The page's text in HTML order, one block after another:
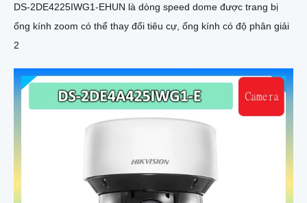
DS-2DE4225IWG1-EHUN là dòng speed dome được trang bị
ống kính zoom có thể thay đổi tiêu cự, ống kính có độ phân giải
2